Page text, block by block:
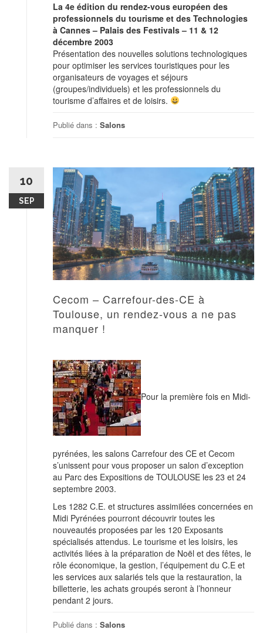
La 4e édition du rendez-vous européen des
professionnels du tourisme et des Technologies
à Cannes – Palais des Festivals – 11 & 12
décembre 2003
Présentation des nouvelles solutions technologiques
pour optimiser les services touristiques pour les
organisateurs de voyages et séjours
(groupes/individuels) et les professionnels du
tourisme d’affaires et de loisirs.
Publié dans : Salons
10
SEP
Cecom – Carrefour-des-CE à
Toulouse, un rendez-vous a ne pas
manquer !
Pour la première fois en Midi-
pyrénées, les salons Carrefour des CE et Cecom
s’unissent pour vous proposer un salon d’exception
au Parc des Expositions de TOULOUSE les 23 et 24
septembre 2003.
Les 1282 C.E. et structures assimilées concernées en
Midi Pyrénées pourront découvrir toutes les
nouveautés proposées par les 120 Exposants
spécialisés attendus. Le tourisme et les loisirs, les
activités liées à la préparation de Noël et des fêtes, le
rôle économique, la gestion, l’équipement du C.E et
les services aux salariés tels que la restauration, la
billetterie, les achats groupés seront à l’honneur
pendant 2 jours.
Publié dans : Salons